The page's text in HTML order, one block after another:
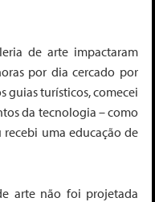
de arte impactaram
por dia cercado por
guias turísticos, comecei
da tecnologia – como
recebi uma educação de
arte não foi projetada